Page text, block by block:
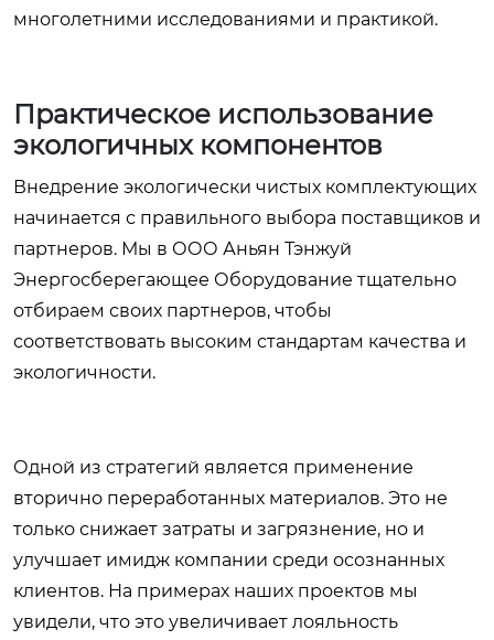
многолетними исследованиями и практикой.
Практическое использование
экологичных компонентов
Внедрение экологически чистых комплектующих
начинается с правильного выбора поставщиков и
партнеров. Мы в ООО Аньян Тэнжуй
Энергосберегающее Оборудование тщательно
отбираем своих партнеров, чтобы
соответствовать высоким стандартам качества и
экологичности.
Одной из стратегий является применение
вторично переработанных материалов. Это не
только снижает затраты и загрязнение, но и
улучшает имидж компании среди осознанных
клиентов. На примерах наших проектов мы
увидели, что это увеличивает лояльность